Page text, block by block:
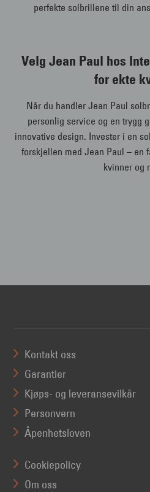
perfekte solbrillene til din
Velg Jean Paul hos
for ekte
Når du handler Jean Paul
personlig service og en trygg
innovative design. Invester i en
forskjellen med Jean Paul – en
kvinner og
Kontakt oss
Garantier
Kjøps- og leveransevilkår
Personvern
Åpenhetsloven
Cookiepolicy
Om oss